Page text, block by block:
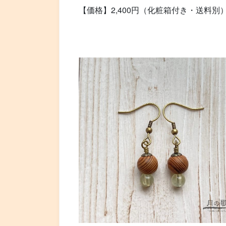
【価格】2,400円（化粧箱付き・送料別